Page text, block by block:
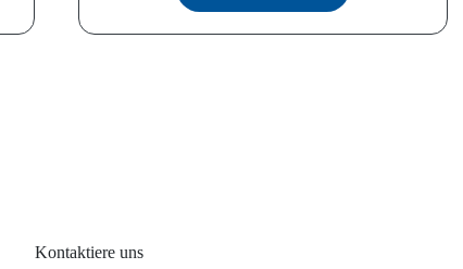
Kontaktiere uns